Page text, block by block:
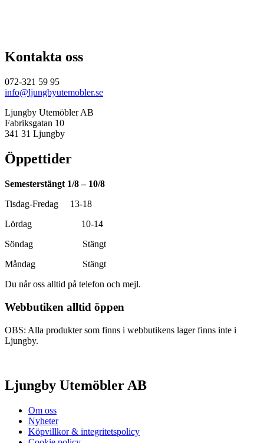
Kontakta oss
072-321 59 95
info@ljungbyutemobler.se
Ljungby Utemöbler AB
Fabriksgatan 10
341 31 Ljungby
Öppettider
Semesterstängt 1/8 – 10/8
Tisdag-Fredag 13-18
Lördag 10-14
Söndag Stängt
Måndag Stängt
Du når oss alltid på telefon och mejl.
Webbutiken alltid öppen
OBS: Alla produkter som finns i webbutikens lager finns inte i
Ljungby.
Ljungby Utemöbler AB
Om oss
Nyheter
Köpvillkor & integritetspolicy